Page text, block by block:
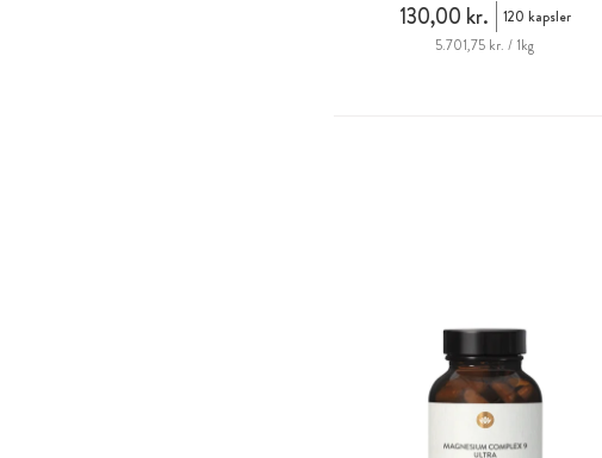
130,00 kr.
120 kapsler
5.701,75 kr. / 1kg